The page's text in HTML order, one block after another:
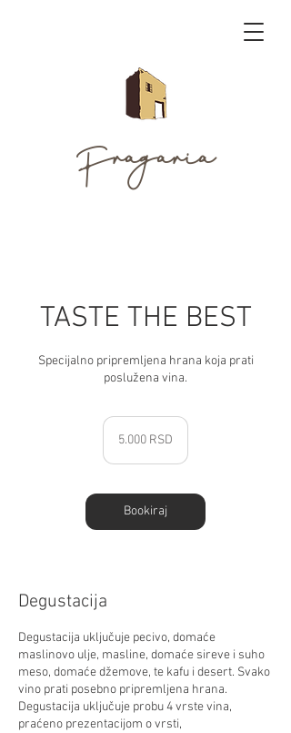
Fragaria
TASTE THE BEST
Specijalno pripremljena hrana koja prati
poslužena vina.
5.000
динара
5.000 RSD
Bookiraj
Degustacija
Degustacija uključuje pecivo, domaće
maslinovo ulje, masline, domaće sireve i suho
meso, domaće džemove, te kafu i desert. Svako
vino prati posebno pripremljena hrana.
Degustacija uključuje probu 4 vrste vina,
praćeno prezentacijom o vrsti,